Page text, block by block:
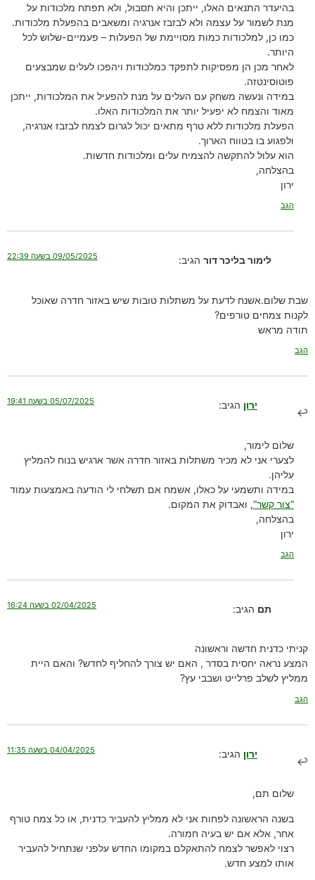
בהיעדר התנאים האלו, ייתכן והיא תסבול, ולא תפתח מלכודות על
מנת לשמור על עצמה ולא לבזבז אנרגיה ומשאבים בהפעלת מלכודות.
כמו כן, למלכודות כמות מסויימת של הפעלות – פעמיים-שלוש לכל
היותר.
לאחר מכן הן מפסיקות לתפקד כמלכודות ויהפכו לעלים שמבצעים
פוטוסינטזה.
במידה ונעשה משחק עם העלים על מנת להפעיל את המלכודות, ייתכן
מאוד והצמח לא יפעיל יותר את המלכודות האלו.
הפעלת מלכודות ללא טרף מתאים יכול לגרום לצמח לבזבז אנרגיה,
ולפגוע בו בטווח הארוך.
הוא עלול להתקשה להצמיח עלים ומלכודות חדשות.
בהצלחה,
ירון
הגב
לימור בליכר דור הגיב: 09/05/2025 בשעה 22:39
שבת שלום.אשנח לדעת על משתלות טובות שיש באזור חדרה שאוכל
לקנות צמחים טורפים?
תודה מראש
הגב
ירון הגיב: 05/07/2025 בשעה 19:41
שלום לימור,
לצערי אני לא מכיר משתלות באזור חדרה אשר ארגיש בנוח להמליץ
עליהן.
במידה ותשמעי על כאלו, אשמח אם תשלחי לי הודעה באמצעות עמוד
“צור קשר”, ואבדוק את המקום.
בהצלחה,
ירון
הגב
תם הגיב: 02/04/2025 בשעה 16:24
קניתי כדנית חדשה וראשונה
המצע נראה יחסית בסדר , האם יש צורך להחליף לחדש? והאם היית
ממליץ לשלב פרלייט ושבבי עץ?
הגב
ירון הגיב: 04/04/2025 בשעה 11:35
שלום תם,
בשנה הראשונה לפחות אני לא ממליץ להעביר כדנית, או כל צמח טורף
אחר, אלא אם יש בעיה חמורה.
רצוי לאפשר לצמח להתאקלם במקומו החדש עלפני שנתחיל להעביר
אותו למצע חדש.